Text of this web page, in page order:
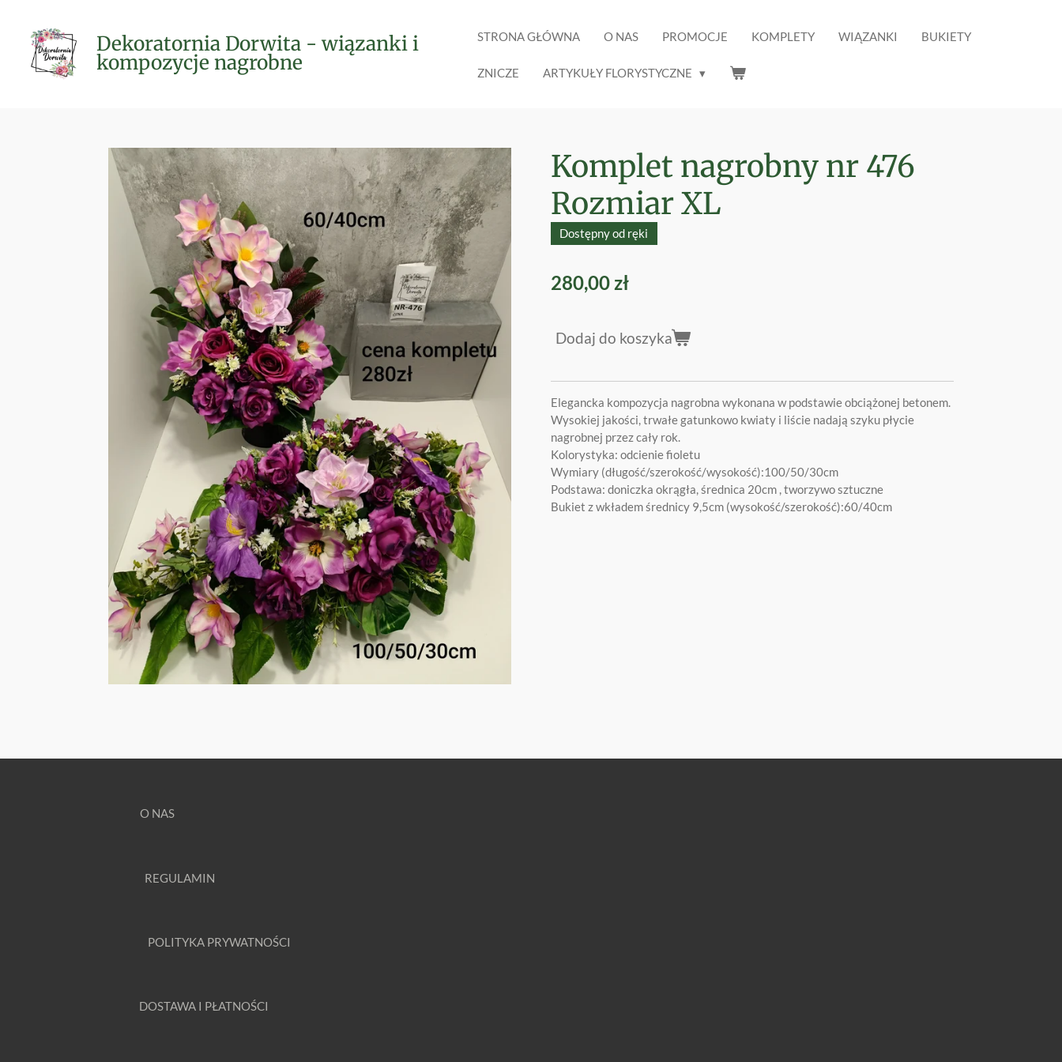
głównej
treści
Dekoratornia Dorwita - wiązanki i
kompozycje nagrobne
STRONA GŁÓWNA O NAS PROMOCJE KOMPLETY WIĄZANKI BUKIETY
ZNICZE ARTYKUŁY FLORYSTYCZNE
Komplet nagrobny nr 476
Rozmiar XL
Dostępny od ręki
280,00 zł
Dodaj do koszyka
Elegancka kompozycja nagrobna wykonana w podstawie obciążonej betonem.
Wysokiej jakości, trwałe gatunkowo kwiaty i liście nadają szyku płycie
nagrobnej przez cały rok.
Kolorystyka: odcienie fioletu
Wymiary (długość/szerokość/wysokość):100/50/30cm
Podstawa: doniczka okrągła, średnica 20cm , tworzywo sztuczne
Bukiet z wkładem średnicy 9,5cm (wysokość/szerokość):60/40cm
O NAS
REGULAMIN
POLITYKA PRYWATNOŚCI
DOSTAWA I PŁATNOŚCI